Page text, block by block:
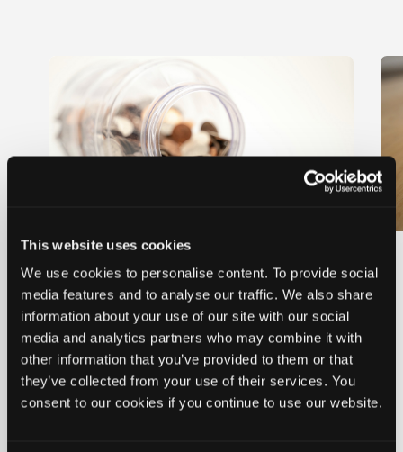
This website uses cookies
We use cookies to personalise content. To provide social
media features and to analyse our traffic. We also share
information about your use of our site with our social
media and analytics partners who may combine it with
other information that you’ve provided to them or that
they’ve collected from your use of their services. You
consent to our cookies if you continue to use our website.
Enkeltydelser
I særlige tilfælde har du mulighed for at
søge om hjælp til enkeltudgifter, hvis du
ikke selv kan betale. Du kan læse om
mulighederne for at søge herunder. Der
skal forventes en sagsbehandlingstid på op
til 3 uger.